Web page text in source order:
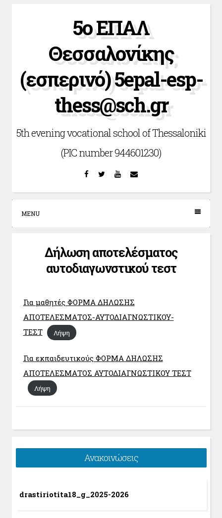
5ο ΕΠΑΛ
Θεσσαλονίκης
(εσπερινό) 5epal-esp-
thess@sch.gr
5th evening vocational school of Thessaloniki
(PIC number 944601230)
Facebook
Twitter YouTube
MENU
Δήλωση αποτελέσματος
αυτοδιαγωνστικού τεστ
Για μαθητές ΦΟΡΜΑ ΔΗΛΩΣΗΣ
ΑΠΟΤΕΛΕΣΜΑΤΟΣ-ΑΥΤΟΔΙΑΓΝΩΣΤΙΚΟΥ-
ΤΕΣΤ
Λήψη
Για εκπαιδευτικούς ΦΟΡΜΑ ΔΗΛΩΣΗΣ
ΑΠΟΤΕΛΕΣΜΑΤΟΣ ΑΥΤΟΔΙΑΓΝΩΣΤΙΚΟΥ ΤΕΣΤ
Λήψη
Ανακοινώσεις
drastiriotita18_g_2025-2026